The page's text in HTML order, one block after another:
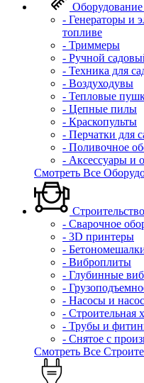
Оборудование
- Генераторы и
топливе
- Триммеры
- Ручной
- Техника для
- Воздуходувы
- Тепловые
- Цепные пилы
- Краскопульты
- Перчатки для
- Поливочное
- Аксессуары и
Смотреть Все
Строительство
- Сварочное
- 3D принтеры
-
- Виброплиты
- Глубинные
-
- Насосы и
- Строительная
- Трубы и
- Снятое с
Смотреть Все